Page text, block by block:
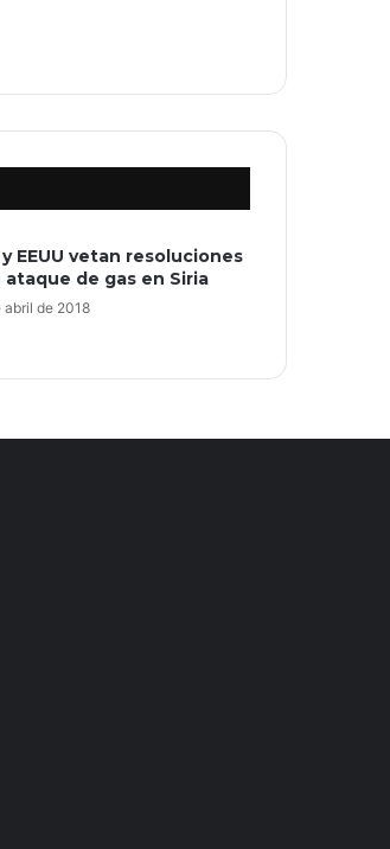
y EEUU vetan resoluciones
ataque de gas en Siria
abril de 2018